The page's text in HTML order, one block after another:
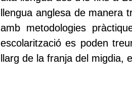
llengua anglesa de
amb metodologies
escolarització es poden
llarg de la franja del migdia,